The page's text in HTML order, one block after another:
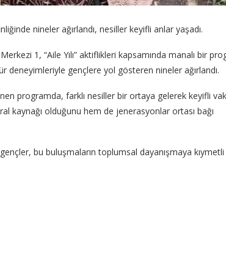
nineler ağırlandı, nesiller keyifli anlar yaşadı.
1, “Aile Yılı” aktiflikleri kapsamında manalı bir
gençlere yol gösteren nineler ağırlandı.
programda, farklı nesiller bir ortaya gelerek keyifli
kaynağı olduğunu hem de jenerasyonlar ortası bağı
bu buluşmaların toplumsal dayanışmaya kıymetli